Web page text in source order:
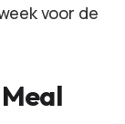
voor de